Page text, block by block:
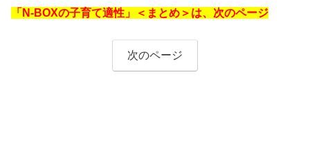
「N-BOXの子育て適性」＜まとめ＞は、次のページ
次のページ